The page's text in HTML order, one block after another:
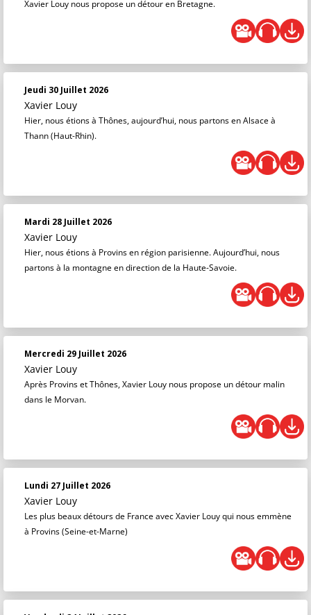
Xavier Louy nous propose un détour en Bretagne.
Jeudi 30 Juillet 2026
Xavier Louy
Hier, nous étions à Thônes, aujourd’hui, nous partons en Alsace à
Thann (Haut-Rhin).
Mardi 28 Juillet 2026
Xavier Louy
Hier, nous étions à Provins en région parisienne. Aujourd’hui, nous
partons à la montagne en direction de la Haute-Savoie.
Mercredi 29 Juillet 2026
Xavier Louy
Après Provins et Thônes, Xavier Louy nous propose un détour malin
dans le Morvan.
Lundi 27 Juillet 2026
Xavier Louy
Les plus beaux détours de France avec Xavier Louy qui nous emmène
à Provins (Seine-et-Marne)